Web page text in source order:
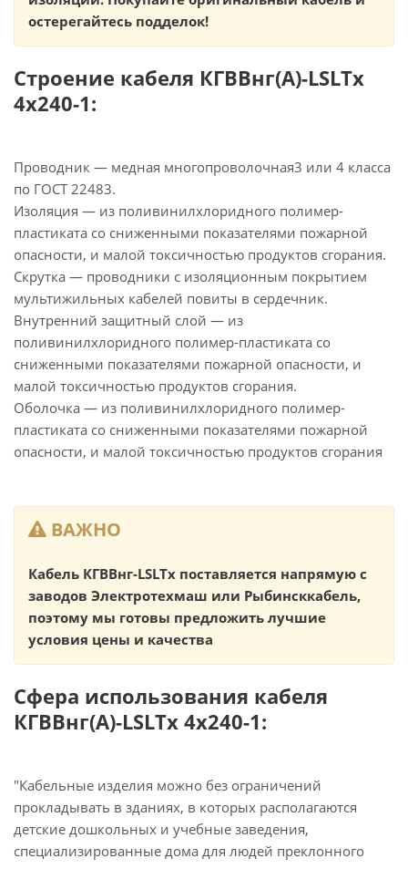
остерегайтесь подделок!
Строение кабеля КГВВнг(А)-LSLTx
4х240-1:
Проводник — медная многопроволочная3 или 4 класса
по ГОСТ 22483.
Изоляция — из поливинилхлоридного полимер-
пластиката со сниженными показателями пожарной
опасности, и малой токсичностью продуктов сгорания.
Скрутка — проводники с изоляционным покрытием
мультижильных кабелей повиты в сердечник.
Внутренний защитный слой — из
поливинилхлоридного полимер-пластиката со
сниженными показателями пожарной опасности, и
малой токсичностью продуктов сгорания.
Оболочка — из поливинилхлоридного полимер-
пластиката со сниженными показателями пожарной
опасности, и малой токсичностью продуктов сгорания
ВАЖНО
Кабель КГВВнг-LSLTx поставляется напрямую с
заводов Электротехмаш или Рыбинсккабель,
поэтому мы готовы предложить лучшие
условия цены и качества
Сфера использования кабеля
КГВВнг(А)-LSLTx 4х240-1:
"Кабельные изделия можно без ограничений
прокладывать в зданиях, в которых располагаются
детские дошкольных и учебные заведения,
специализированные дома для людей преклонного